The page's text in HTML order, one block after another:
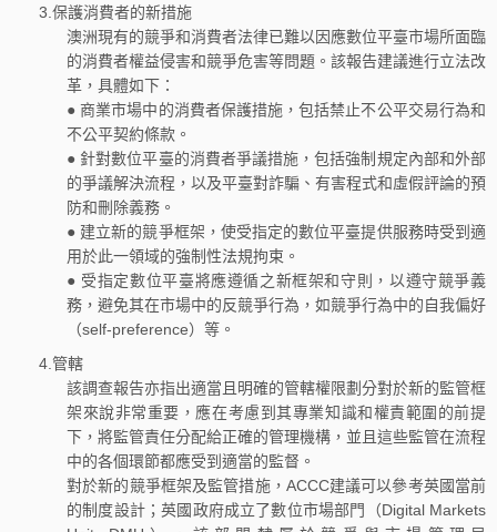
3.保護消費者的新措施
澳洲現有的競爭和消費者法律已難以因應數位平臺市場所面臨
的消費者權益侵害和競爭危害等問題。該報告建議進行立法改
革，具體如下：
● 商業市場中的消費者保護措施，包括禁止不公平交易行為和
不公平契約條款。
● 針對數位平臺的消費者爭議措施，包括強制規定內部和外部
的爭議解決流程，以及平臺對詐騙、有害程式和虛假評論的預
防和刪除義務。
● 建立新的競爭框架，使受指定的數位平臺提供服務時受到適
用於此一領域的強制性法規拘束。
● 受指定數位平臺將應遵循之新框架和守則，以遵守競爭義
務，避免其在市場中的反競爭行為，如競爭行為中的自我偏好
（self-preference）等。
4.管轄
該調查報告亦指出適當且明確的管轄權限劃分對於新的監管框
架來說非常重要，應在考慮到其專業知識和權責範圍的前提
下，將監管責任分配給正確的管理機構，並且這些監管在流程
中的各個環節都應受到適當的監督。
對於新的競爭框架及監管措施，ACCC建議可以參考英國當前
的制度設計；英國政府成立了數位市場部門（Digital Markets